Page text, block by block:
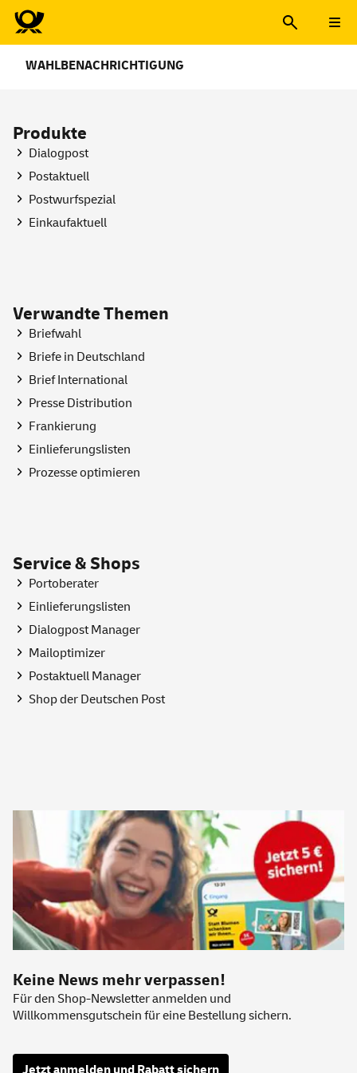
WAHLBENACHRICHTIGUNG
Produkte
Dialogpost
Postaktuell
Postwurfspezial
Einkaufaktuell
Verwandte Themen
Briefwahl
Briefe in Deutschland
Brief International
Presse Distribution
Frankierung
Einlieferungslisten
Prozesse optimieren
Service & Shops
Portoberater
Einlieferungslisten
Dialogpost Manager
Mailoptimizer
Postaktuell Manager
Shopder Deutschen Post
Keine News mehr verpassen!
Für den Shop-Newsletter anmelden und
Willkommensgutschein für eine Bestellung sichern.
Jetzt anmelden und Rabatt sichern